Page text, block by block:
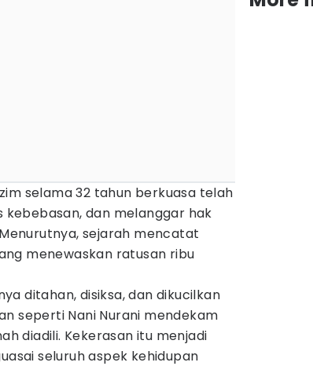
selama 32 tahun berkuasa telah
dan melanggar hak
sejarah mencatat
menewaskan ratusan ribu
ditahan, disiksa, dan dikucilkan
seperti Nani Nurani mendekam
diadili. Kekerasan itu menjadi
seluruh aspek kehidupan